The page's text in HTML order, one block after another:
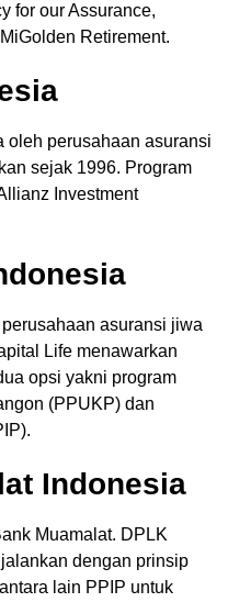
for our Assurance,
Retirement.
oleh perusahaan asuransi
sejak 1996. Program
Investment
asuransi jiwa
Life menawarkan
opsi yakni program
(PPUKP) dan
Indonesia
Muamalat. DPLK
dengan prinsip
lain PPIP untuk